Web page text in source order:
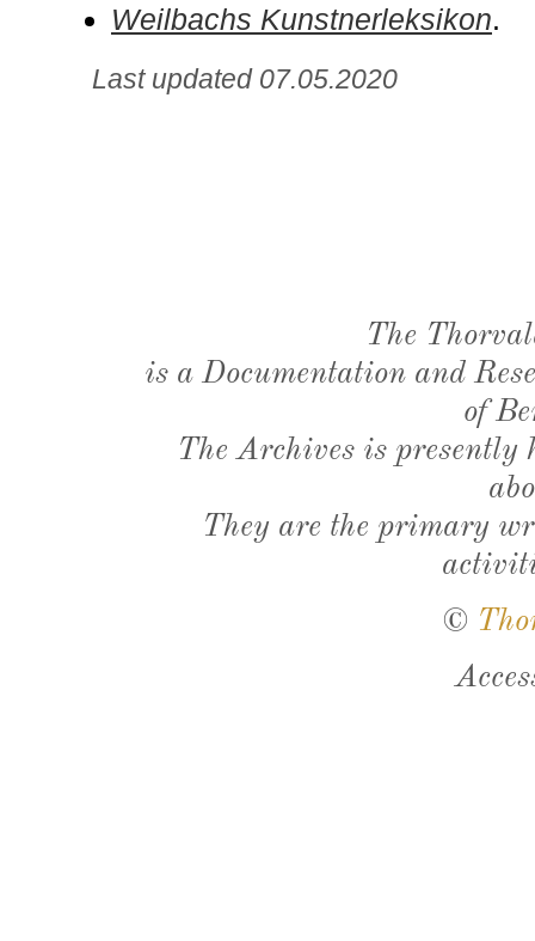
Weilbachs Kunstnerleksikon.
Last updated 07.05.2020
The
is a Documentation and
of
The Archives is presently
They are the primary
©